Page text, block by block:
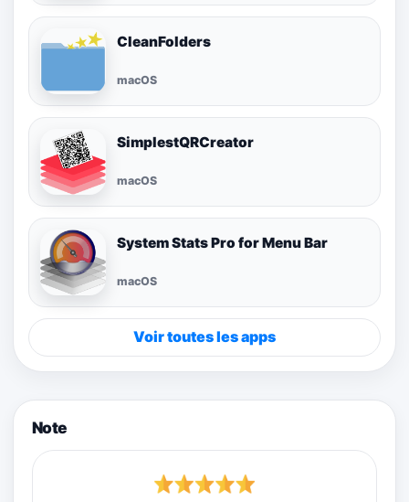
CleanFolders
macOS
SimplestQRCreator
macOS
System Stats Pro for Menu Bar
macOS
Voir toutes les apps
Note